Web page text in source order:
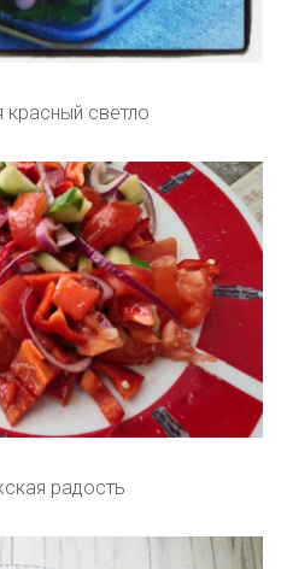
красный светло
радость